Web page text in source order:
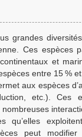
grandes
Ces espèces
et
entre 15 %
aux espèces
etc.). Ces
qu’elles
peut modifier